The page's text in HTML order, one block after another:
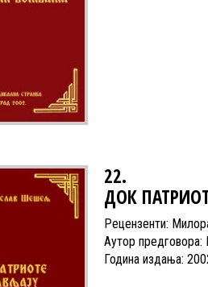
22.
ДОК
Рецензенти:
Аутор
Година издања: